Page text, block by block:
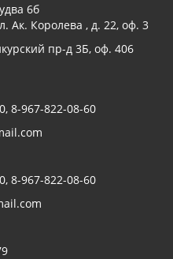
6б
Ак. Королева , д. 22, оф. 3
пр-д 3Б, оф. 406
8-967-822-08-60
8-967-822-08-60